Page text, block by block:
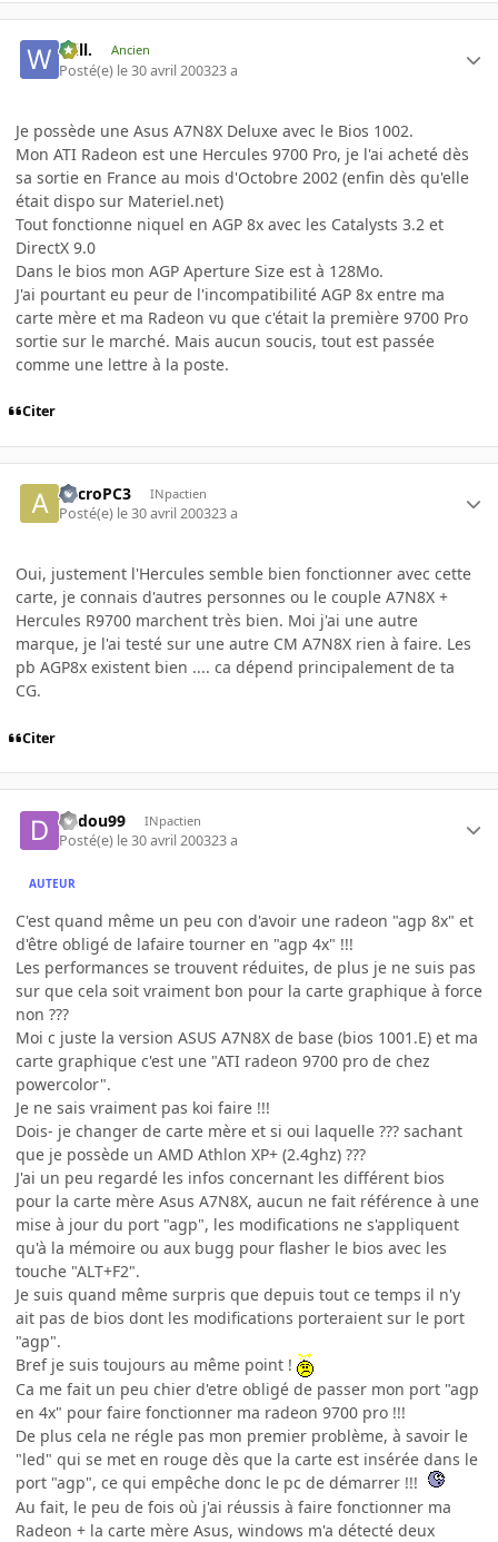
Will. Ancien
Posté(e) le 30 avril 200323 a
Je possède une Asus A7N8X Deluxe avec le Bios 1002.
Mon ATI Radeon est une Hercules 9700 Pro, je l'ai acheté dès
sa sortie en France au mois d'Octobre 2002 (enfin dès qu'elle
était dispo sur Materiel.net)
Tout fonctionne niquel en AGP 8x avec les Catalysts 3.2 et
DirectX 9.0
Dans le bios mon AGP Aperture Size est à 128Mo.
J'ai pourtant eu peur de l'incompatibilité AGP 8x entre ma
carte mère et ma Radeon vu que c'était la première 9700 Pro
sortie sur le marché. Mais aucun soucis, tout est passée
comme une lettre à la poste.
Citer
AccroPC3 INpactien
Posté(e) le 30 avril 200323 a
Oui, justement l'Hercules semble bien fonctionner avec cette
carte, je connais d'autres personnes ou le couple A7N8X +
Hercules R9700 marchent très bien. Moi j'ai une autre
marque, je l'ai testé sur une autre CM A7N8X rien à faire. Les
pb AGP8x existent bien .... ca dépend principalement de ta
CG.
Citer
dadou99 INpactien
Posté(e) le 30 avril 200323 a
AUTEUR
C'est quand même un peu con d'avoir une radeon "agp 8x" et
d'être obligé de lafaire tourner en "agp 4x" !!!
Les performances se trouvent réduites, de plus je ne suis pas
sur que cela soit vraiment bon pour la carte graphique à force
non ???
Moi c juste la version ASUS A7N8X de base (bios 1001.E) et ma
carte graphique c'est une "ATI radeon 9700 pro de chez
powercolor".
Je ne sais vraiment pas koi faire !!!
Dois- je changer de carte mère et si oui laquelle ??? sachant
que je possède un AMD Athlon XP+ (2.4ghz) ???
J'ai un peu regardé les infos concernant les différent bios
pour la carte mère Asus A7N8X, aucun ne fait référence à une
mise à jour du port "agp", les modifications ne s'appliquent
qu'à la mémoire ou aux bugg pour flasher le bios avec les
touche "ALT+F2".
Je suis quand même surpris que depuis tout ce temps il n'y
ait pas de bios dont les modifications porteraient sur le port
"agp".
Bref je suis toujours au même point !
Ca me fait un peu chier d'etre obligé de passer mon port "agp
en 4x" pour faire fonctionner ma radeon 9700 pro !!!
De plus cela ne régle pas mon premier problème, à savoir le
"led" qui se met en rouge dès que la carte est insérée dans le
port "agp", ce qui empêche donc le pc de démarrer !!!
Au fait, le peu de fois où j'ai réussis à faire fonctionner ma
Radeon + la carte mère Asus, windows m'a détecté deux